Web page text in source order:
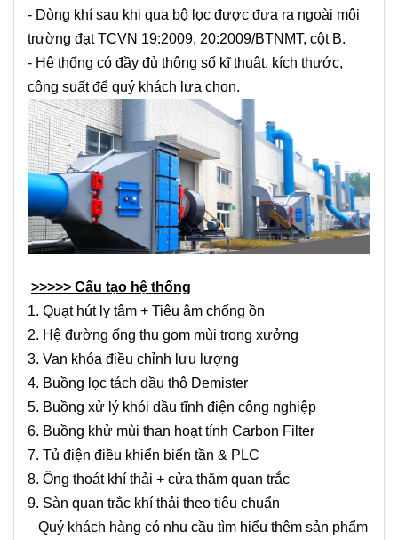
- Dòng khí sau khi qua bộ lọc được đưa ra ngoài môi
trường đạt TCVN 19:2009, 20:2009/BTNMT, cột B.
- Hệ thống có đầy đủ thông số kĩ thuật, kích thước,
công suất để quý khách lựa chon.
>>>>> Cấu tạo hệ thống
1. Quạt hút ly tâm + Tiêu âm chống ồn
2. Hệ đường ống thu gom mùi trong xưởng
3. Van khóa điều chỉnh lưu lượng
4. Buồng lọc tách dầu thô Demister
5. Buồng xử lý khói dầu tĩnh điện công nghiệp
6. Buồng khử mùi than hoạt tính Carbon Filter
7. Tủ điện điều khiển biến tần & PLC
8. Ống thoát khí thải + cửa thăm quan trắc
9. Sàn quan trắc khí thải theo tiêu chuẩn
Quý khách hàng có nhu cầu tìm hiểu thêm sản phẩm